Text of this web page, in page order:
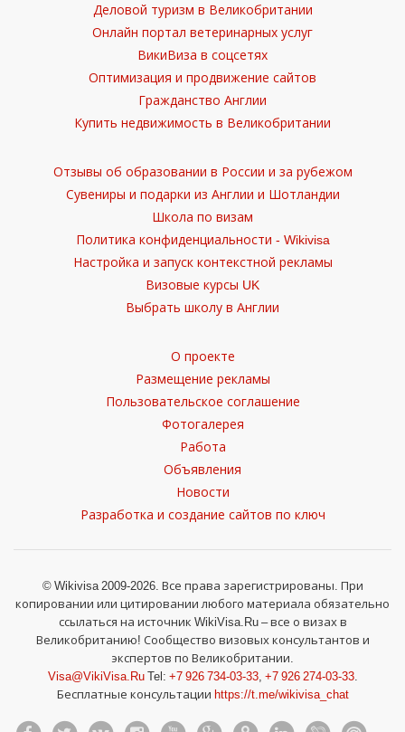
Деловой туризм в Великобритании
Онлайн портал ветеринарных услуг
ВикиВиза в соцсетях
Оптимизация и продвижение сайтов
Гражданство Англии
Купить недвижимость в Великобритании
Отзывы об образовании в России и за рубежом
Сувениры и подарки из Англии и Шотландии
Школа по визам
Политика конфиденциальности - Wikivisa
Настройка и запуск контекстной рекламы
Визовые курсы UK
Выбрать школу в Англии
О проекте
Размещение рекламы
Пользовательское соглашение
Фотогалерея
Работа
Объявления
Новости
Разработка и создание сайтов по ключ
© Wikivisa 2009-2026. Все права зарегистрированы. При
копировании или цитировании любого материала обязательно
ссылаться на источник WikiVisa.Ru – все о визах в
Великобританию! Сообщество визовых консультантов и
экспертов по Великобритании.
Visa@VikiVisa.RuTel: +7 926 734-03-33, +7 926 274-03-33.
Бесплатные консультации https://t.me/wikivisa_chat